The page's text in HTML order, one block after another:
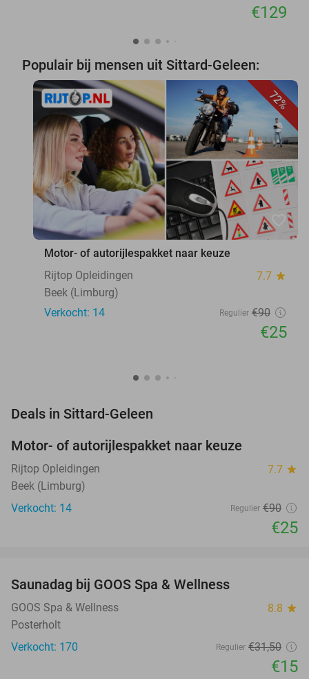
€129
Populair bij mensen uit Sittard-Geleen:
72%
favorite_border
Motor- of autorijlespakket naar keuze
Rijtop Opleidingen
7.7 star
Beek (Limburg)
Verkocht: 14
Regulier €90
€25
Deals in Sittard-Geleen
Motor- of autorijlespakket naar keuze
Rijtop Opleidingen 7.7 star
Beek (Limburg)
Verkocht: 14
Regulier €90
€25
TODAY
Saunadag bij GOOS Spa & Wellness
GOOS Spa & Wellness 8.8 star
Posterholt
Verkocht: 170
Regulier €31,50
€15